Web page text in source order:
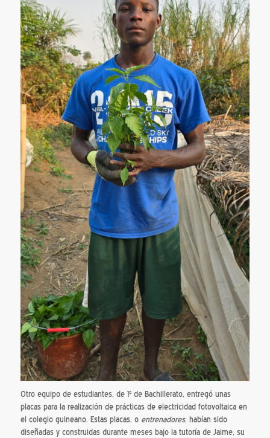
Otro equipo de estudiantes, de 1º de Bachillerato, entregó unas
placas para la realización de prácticas de electricidad fotovoltaica en
el colegio guineano. Estas placas, o entrenadores, habían sido
diseñadas y construidas durante meses bajo la tutoría de Jaime, su